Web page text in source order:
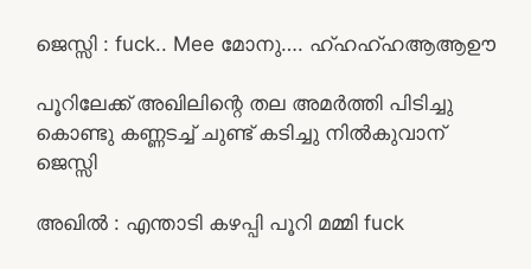
ജെസ്സി : fuck.. Mee മോനു…. ഹ്ഹഹ്ഹആആഊ
പൂറിലേക്ക് അഖിലിന്റെ തല അമർത്തി പിടിച്ചു
കൊണ്ടു കണ്ണടച്ച് ചുണ്ട് കടിച്ചു നിൽകുവാന്
ജെസ്സി
അഖിൽ : എന്താടി കഴപ്പി പൂറി മമ്മി fuck